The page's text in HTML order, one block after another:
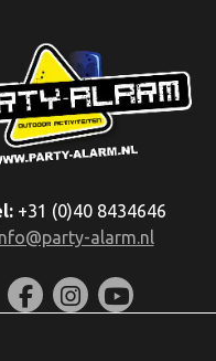
+31 (0)40 8434646
alarm.nl